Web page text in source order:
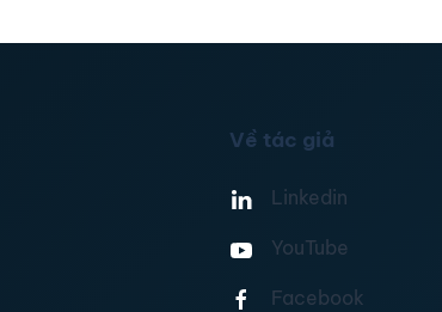
Về tác giả
Linkedin
YouTube
Facebook